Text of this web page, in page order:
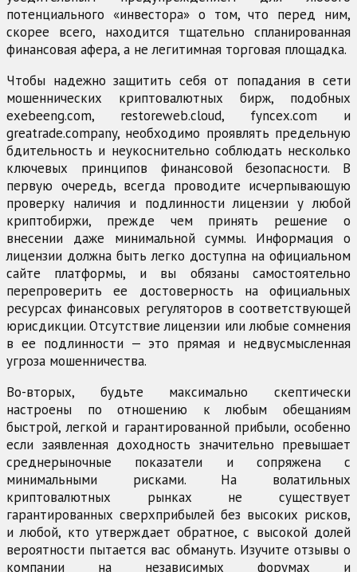
потенциального «инвестора» о том, что перед ним,
скорее всего, находится тщательно спланированная
финансовая афера, а не легитимная торговая площадка.
Чтобы надежно защитить себя от попадания в сети
мошеннических криптовалютных бирж, подобных
exebeeng.com, restoreweb.cloud, fyncex.com и
greatrade.company, необходимо проявлять предельную
бдительность и неукоснительно соблюдать несколько
ключевых принципов финансовой безопасности. В
первую очередь, всегда проводите исчерпывающую
проверку наличия и подлинности лицензии у любой
криптобиржи, прежде чем принять решение о
внесении даже минимальной суммы. Информация о
лицензии должна быть легко доступна на официальном
сайте платформы, и вы обязаны самостоятельно
перепроверить ее достоверность на официальных
ресурсах финансовых регуляторов в соответствующей
юрисдикции. Отсутствие лицензии или любые сомнения
в ее подлинности — это прямая и недвусмысленная
угроза мошенничества.
Во-вторых, будьте максимально скептически
настроены по отношению к любым обещаниям
быстрой, легкой и гарантированной прибыли, особенно
если заявленная доходность значительно превышает
среднерыночные показатели и сопряжена с
минимальными рисками. На волатильных
криптовалютных рынках не существует
гарантированных сверхприбылей без высоких рисков,
и любой, кто утверждает обратное, с высокой долей
вероятности пытается вас обмануть. Изучите отзывы о
компании на независимых форумах и